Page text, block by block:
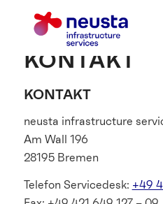
KONTAKT
KONTAKT
neusta infrastructure
Am Wall 196
28195 Bremen
Telefon Servicedesk: +49